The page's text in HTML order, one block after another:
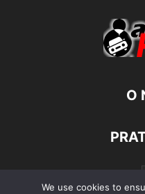
O
We use cookies to